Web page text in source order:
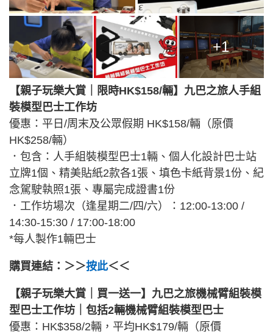
+1
【親子玩樂大賞｜限時HK$158/輛】九巴之旅人手組
裝模型巴士工作坊
優惠：平日/周末及公眾假期 HK$158/輛（原價
HK$258/輛）
．包含：人手組裝模型巴士1輛、個人化設計巴士站
立牌1個、精美貼紙2款各1張、填色卡紙背景1份、紀
念駕駛執照1張、專屬完成證書1份
．工作坊場次（逢星期二/四/六）：12:00-13:00 /
14:30-15:30 / 17:00-18:00
*每人製作1輛巴士
購買連結：＞＞按此＜＜
【親子玩樂大賞｜買一送一】九巴之旅機械臂組裝模
型巴士工作坊｜包括2輛機械臂組裝模型巴士
優惠：HK$358/2輛，平均HK$179/輛（原價